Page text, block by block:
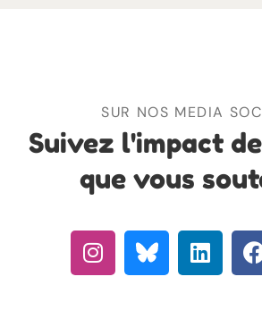
SUR NOS MEDIA
Suivez l'impact
que vous